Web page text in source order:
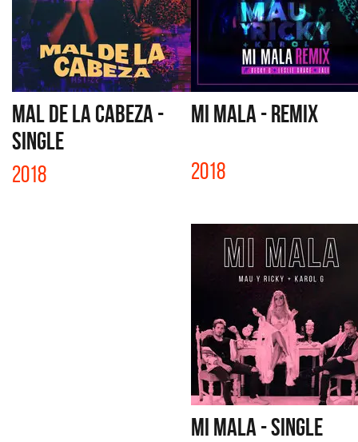
MAL DE LA CABEZA -
SINGLE
2018
MI MALA - REMIX
2018
MI MALA - SINGLE